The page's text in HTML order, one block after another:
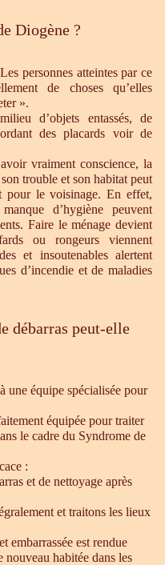
Diogène ?
personnes atteintes par ce
de choses qu’elles
».
d’objets entassés, de
des placards voir de
vraiment conscience, la
trouble et son habitat peut
le voisinage. En effet,
d’hygiène peuvent
Faire le ménage devient
ou rongeurs viennent
et insoutenables alertent
d’incendie et de maladies
débarras peut-elle
une équipe spécialisée pour
équipée pour traiter
le cadre du Syndrome de
:
et de nettoyage après
et traitons les lieux
embarrassée est rendue
nouveau habitée dans les